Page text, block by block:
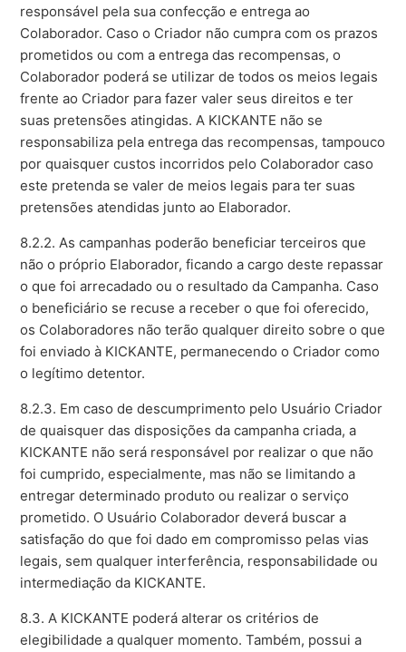
responsável pela sua confecção e entrega ao
Colaborador. Caso o Criador não cumpra com os prazos
prometidos ou com a entrega das recompensas, o
Colaborador poderá se utilizar de todos os meios legais
frente ao Criador para fazer valer seus direitos e ter
suas pretensões atingidas. A KICKANTE não se
responsabiliza pela entrega das recompensas, tampouco
por quaisquer custos incorridos pelo Colaborador caso
este pretenda se valer de meios legais para ter suas
pretensões atendidas junto ao Elaborador.
8.2.2. As campanhas poderão beneficiar terceiros que
não o próprio Elaborador, ficando a cargo deste repassar
o que foi arrecadado ou o resultado da Campanha. Caso
o beneficiário se recuse a receber o que foi oferecido,
os Colaboradores não terão qualquer direito sobre o que
foi enviado à KICKANTE, permanecendo o Criador como
o legítimo detentor.
8.2.3. Em caso de descumprimento pelo Usuário Criador
de quaisquer das disposições da campanha criada, a
KICKANTE não será responsável por realizar o que não
foi cumprido, especialmente, mas não se limitando a
entregar determinado produto ou realizar o serviço
prometido. O Usuário Colaborador deverá buscar a
satisfação do que foi dado em compromisso pelas vias
legais, sem qualquer interferência, responsabilidade ou
intermediação da KICKANTE.
8.3. A KICKANTE poderá alterar os critérios de
elegibilidade a qualquer momento. Também, possui a